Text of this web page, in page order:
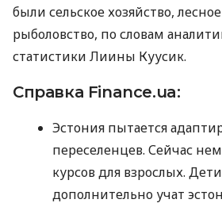
были сельское хозяйство,
рыболовство, по словам
статистики Лиины Куусик.
Справка Finance.ua:
Эстония пытается
переселенцев. Сейчас
курсов для взрослых.
дополнительно учат